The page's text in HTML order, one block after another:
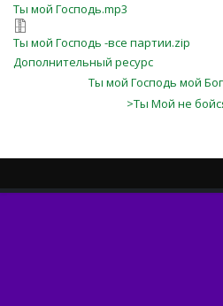
Ты мой Господь.mp3
Ты мой Господь -все партии.zip
Дополнительный ресурс
Ты мой Господь мой
>Ты Мой не